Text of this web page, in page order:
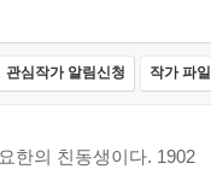
관심작가 알림신청 작가 파일
한의 친동생이다. 1902